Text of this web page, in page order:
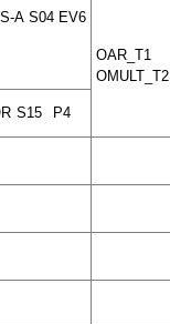
A S04 EV6
OAR_T1
OMULT_T2
S15 P4